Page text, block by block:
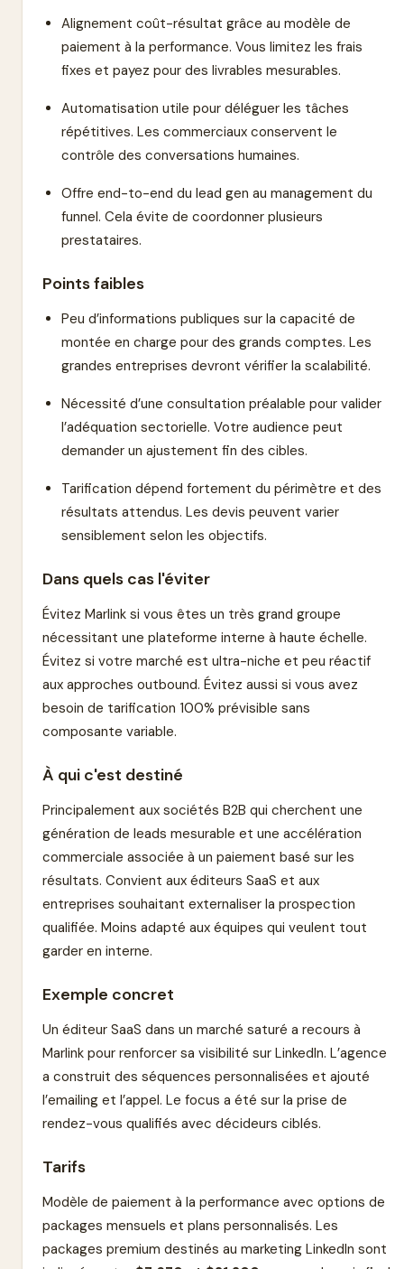
Alignement coût-résultat grâce au modèle de
paiement à la performance. Vous limitez les frais
fixes et payez pour des livrables mesurables.
Automatisation utile pour déléguer les tâches
répétitives. Les commerciaux conservent le
contrôle des conversations humaines.
Offre end-to-end du lead gen au management du
funnel. Cela évite de coordonner plusieurs
prestataires.
Points faibles
Peu d’informations publiques sur la capacité de
montée en charge pour des grands comptes. Les
grandes entreprises devront vérifier la scalabilité.
Nécessité d’une consultation préalable pour valider
l’adéquation sectorielle. Votre audience peut
demander un ajustement fin des cibles.
Tarification dépend fortement du périmètre et des
résultats attendus. Les devis peuvent varier
sensiblement selon les objectifs.
Dans quels cas l'éviter
Évitez Marlink si vous êtes un très grand groupe
nécessitant une plateforme interne à haute échelle.
Évitez si votre marché est ultra-niche et peu réactif
aux approches outbound. Évitez aussi si vous avez
besoin de tarification 100% prévisible sans
composante variable.
À qui c'est destiné
Principalement aux sociétés B2B qui cherchent une
génération de leads mesurable et une accélération
commerciale associée à un paiement basé sur les
résultats. Convient aux éditeurs SaaS et aux
entreprises souhaitant externaliser la prospection
qualifiée. Moins adapté aux équipes qui veulent tout
garder en interne.
Exemple concret
Un éditeur SaaS dans un marché saturé a recours à
Marlink pour renforcer sa visibilité sur LinkedIn. L’agence
a construit des séquences personnalisées et ajouté
l’emailing et l’appel. Le focus a été sur la prise de
rendez-vous qualifiés avec décideurs ciblés.
Tarifs
Modèle de paiement à la performance avec options de
packages mensuels et plans personnalisés. Les
packages premium destinés au marketing LinkedIn sont